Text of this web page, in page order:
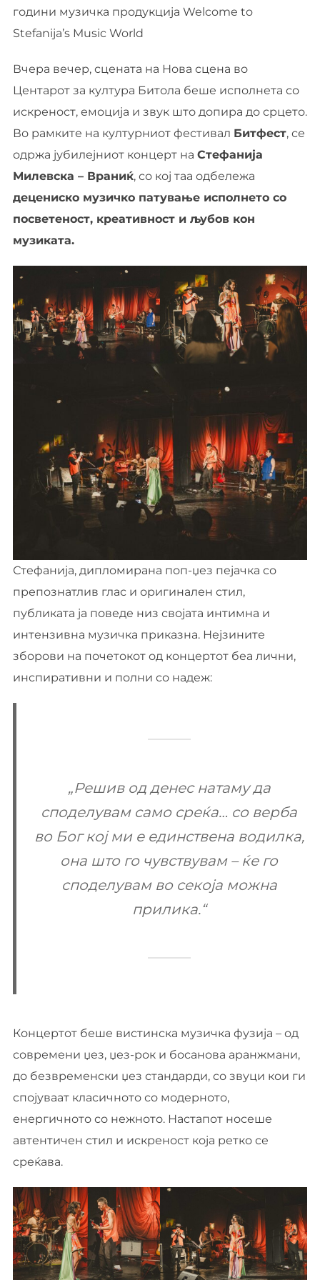
години музичка продукција Welcome to
Stefanija’s Music World
Вчера вечер, сцената на Нова сцена во
Центарот за култура Битола беше исполнета со
искреност, емоција и звук што допира до срцето.
Во рамките на културниот фестивал Битфест, се
одржа јубилејниот концерт на Стефанија
Милевска – Враниќ, со кој таа одбележа
децениско музичко патување исполнето со
посветеност, креативност и љубов кон
музиката.
Стефанија, дипломирана поп-џез пејачка со
препознатлив глас и оригинален стил,
публиката ја поведе низ својата интимна и
интензивна музичка приказна. Нејзините
зборови на почетокот од концертот беа лични,
инспиративни и полни со надеж:
„Решив од денес натаму да
споделувам само среќа… со верба
во Бог кој ми е единствена водилка,
она што го чувствувам – ќе го
споделувам во секоја можна
прилика.“
Концертот беше вистинска музичка фузија – од
современи џез, џез-рок и босанова аранжмани,
до безвременски џез стандарди, со звуци кои ги
спојуваат класичното со модерното,
енергичното со нежното. Настапот носеше
автентичен стил и искреност која ретко се
среќава.